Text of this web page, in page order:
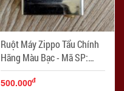
Ruột Máy Zippo Tẩu Chính
Hãng Màu Bạc - Mã SP:
ZPC1310
500.000đ